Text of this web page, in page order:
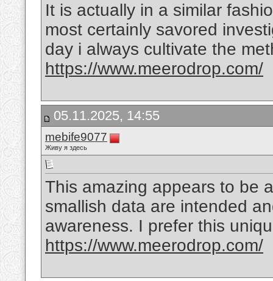
It is actually in a similar
most certainly savored
day i always cultivate the
https://www.meerodrop.com/
05.11.2025, 14:55
mebife9077
Живу я здесь
This amazing appears to be
smallish data are intended
awareness. I prefer this
https://www.meerodrop.com/